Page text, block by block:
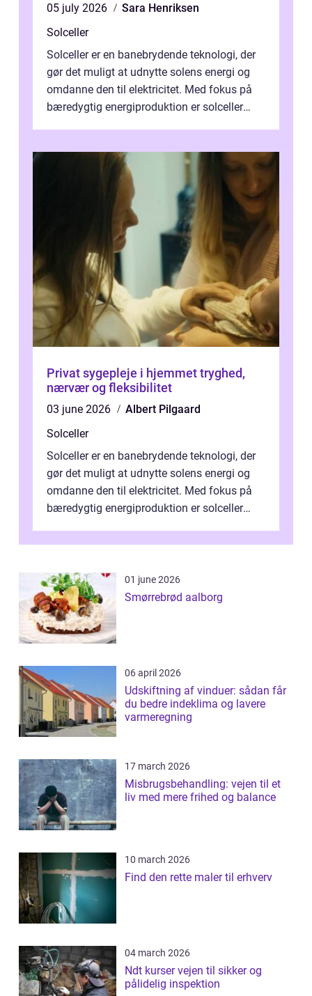
05 july 2026
Sara Henriksen
Solceller
Solceller er en banebrydende teknologi, der
gør det muligt at udnytte solens energi og
omdanne den til elektricitet. Med fokus på
bæredygtig energiproduktion er solceller
Privat sygepleje i hjemmet tryghed,
nærvær og fleksibilitet
03 june 2026
Albert Pilgaard
Solceller
Solceller er en banebrydende teknologi, der
gør det muligt at udnytte solens energi og
omdanne den til elektricitet. Med fokus på
bæredygtig energiproduktion er solceller
01 june 2026
Smørrebrød aalborg
06 april 2026
Udskiftning af vinduer: sådan får
du bedre indeklima og lavere
varmeregning
17 march 2026
Misbrugsbehandling: vejen til et
liv med mere frihed og balance
10 march 2026
Find den rette maler til erhverv
04 march 2026
Ndt kurser vejen til sikker og
pålidelig inspektion